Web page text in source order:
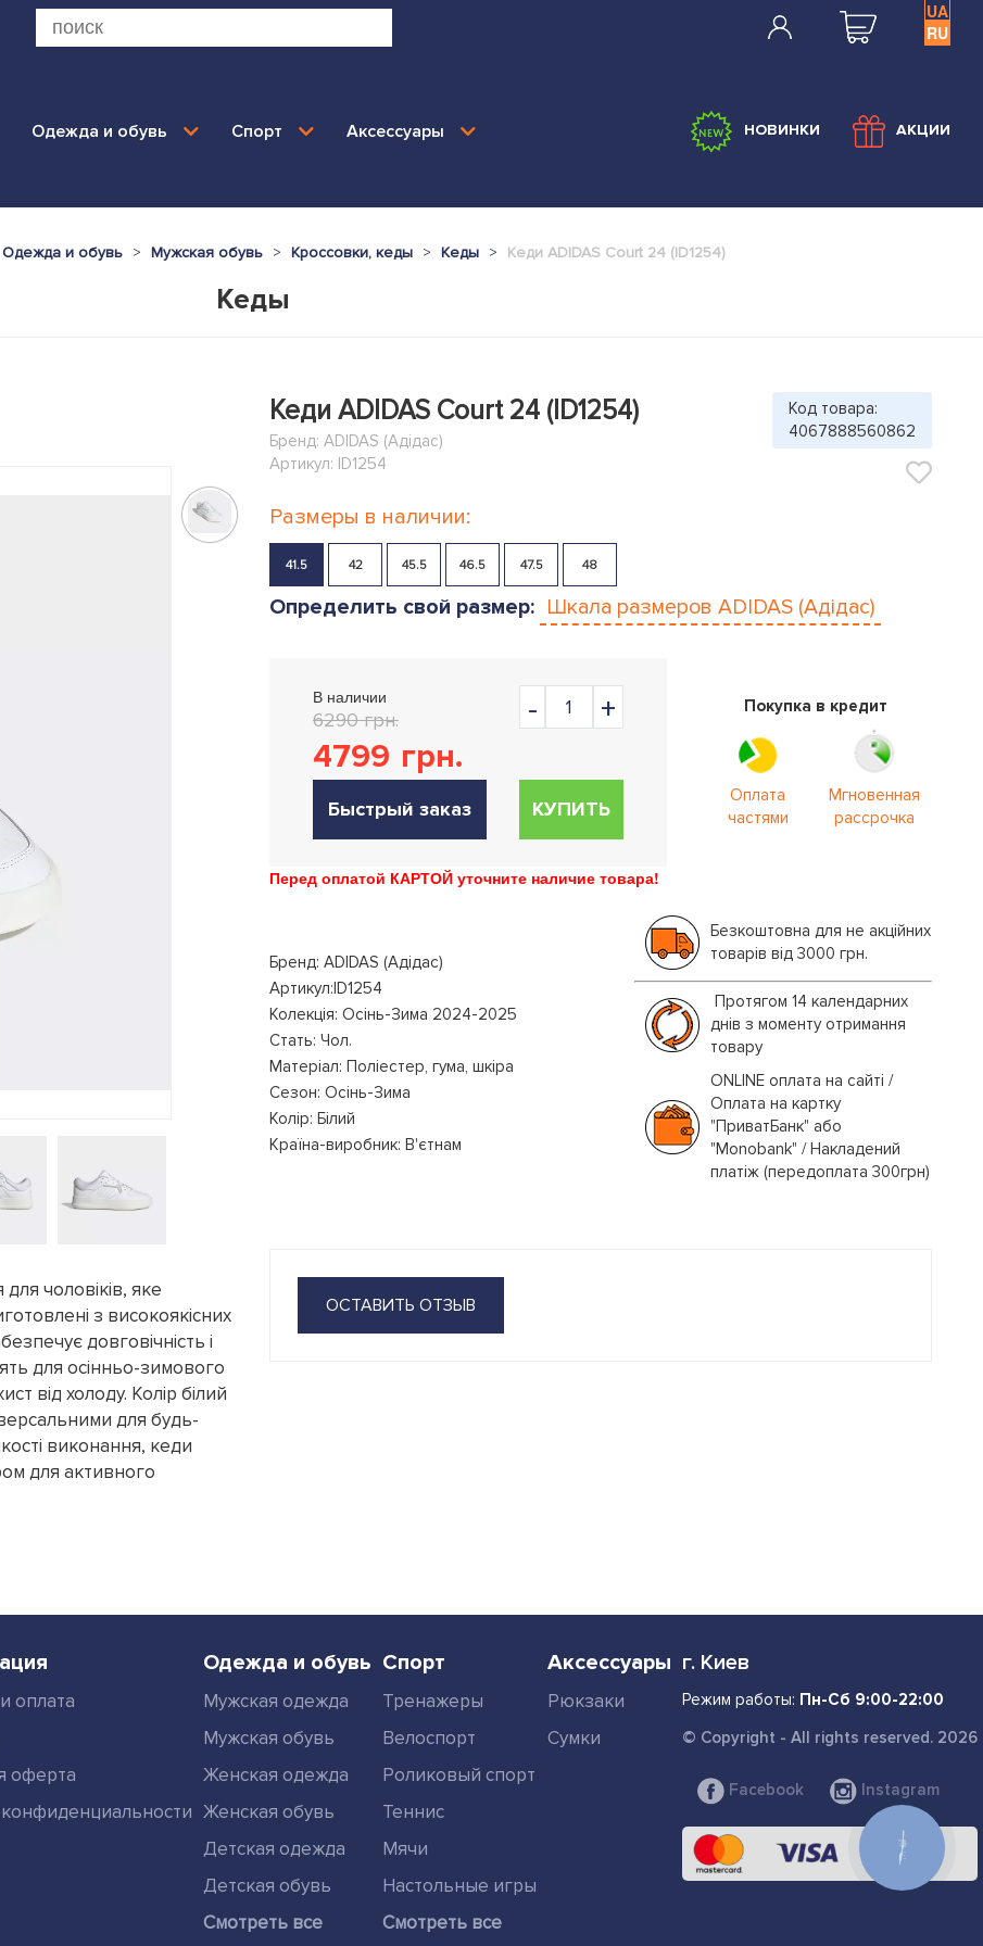
UA
RU
Одежда и обувь Спорт Аксессуары НОВИНКИ АКЦИИ
Одежда и обувь Мужская обувь Кроссовки, кеды Кеды Кеди ADIDAS Court 24 (ID1254)
Кеды
чоловіків, яке
з високоякісних
довговічність і
для осінньо-зимового
від холоду. Колір білий
для будь-
виконання, кеди
для активного
Кеди ADIDAS Court 24 (ID1254)
Бренд: ADIDAS (Адідас)
Артикул: ID1254
Код товара:
4067888560862
Размеры в наличии:
41.5 42 45.5 46.5 47.5 48
Определить свой размер: Шкала размеров ADIDAS (Адідас)
В наличии
6290 грн.
4799 грн.
Быстрый заказ КУПИТЬ
Покупка в кредит
Оплата
частями
Мгновенная
рассрочка
Перед оплатой КАРТОЙ уточните наличие товара!
Бренд: ADIDAS (Адідас)
Артикул:ID1254
Колекція: Осінь-Зима 2024-2025
Стать: Чол.
Матеріал: Поліестер, гума, шкіра
Сезон: Осінь-Зима
Колір: Білий
Країна-виробник: В'єтнам
Безкоштовна для не акційних
товарів від 3000 грн.
Протягом 14 календарних
днів з моменту отримання
товару
ONLINE оплата на сайті /
Оплата на картку
"ПриватБанк" або
"Monobank" / Накладений
платіж (передоплата 300грн)
ОСТАВИТЬ ОТЗЫВ
оплата
оферта
Одежда и обувь
Мужская одежда
Мужская обувь
Женская одежда
Женская обувь
Детская одежда
Детская обувь
Смотреть все
Спорт
Тренажеры
Велоспорт
Роликовый спорт
Теннис
Мячи
Настольные игры
Смотреть все
Аксессуары
Рюкзаки
Сумки
г. Киев
Режим работы: Пн-Сб 9:00-22:00
© Copyright - All rights reserved. 2026
Facebook Instagram
КНОПКА
СВЯЗИ